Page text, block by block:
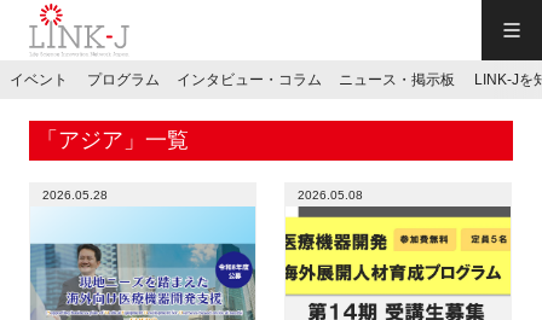
特別会員専用メニュー
イベント プログラム インタビュー・コラム ニュース・掲示板 LINK-Jを
「アジア」一覧
2026.05.28 2026.05.08